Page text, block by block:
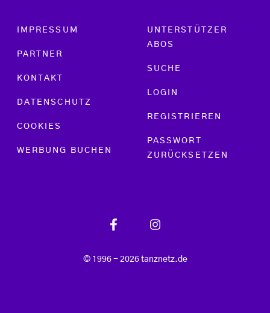
Footer menu
IMPRESSUM
PARTNER
KONTAKT
DATENSCHUTZ
COOKIES
WERBUNG BUCHEN
UNTERSTÜTZER
ABOS
SUCHE
LOGIN
REGISTRIEREN
PASSWORT
ZURÜCKSETZEN
© 1996 - 2026 tanznetz.de